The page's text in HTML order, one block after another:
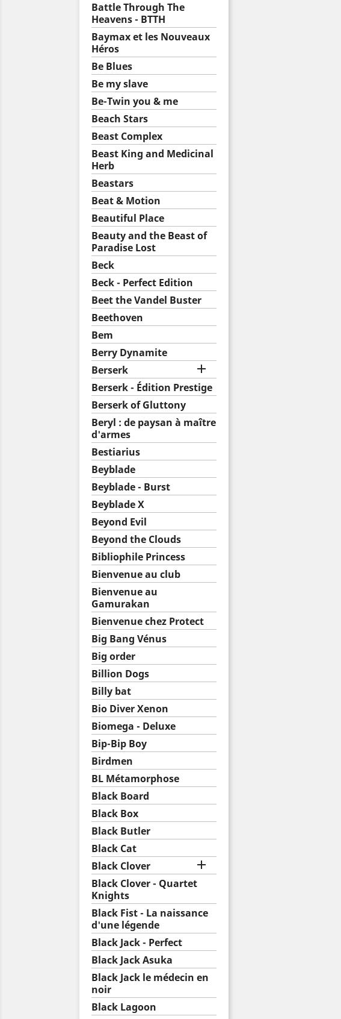
Battle Through The
Heavens - BTTH
Baymax et les Nouveaux
Héros
Be Blues
Be my slave
Be-Twin you & me
Beach Stars
Beast Complex
Beast King and Medicinal
Herb
Beastars
Beat & Motion
Beautiful Place
Beauty and the Beast of
Paradise Lost
Beck
Beck - Perfect Edition
Beet the Vandel Buster
Beethoven
Bem
Berry Dynamite
Berserk

Berserk - Édition Prestige
Berserk of Gluttony
Beryl : de paysan à maître
d'armes
Bestiarius
Beyblade
Beyblade - Burst
Beyblade X
Beyond Evil
Beyond the Clouds
Bibliophile Princess
Bienvenue au club
Bienvenue au
Gamurakan
Bienvenue chez Protect
Big Bang Vénus
Big order
Billion Dogs
Billy bat
Bio Diver Xenon
Biomega - Deluxe
Bip-Bip Boy
Birdmen
BL Métamorphose
Black Board
Black Box
Black Butler
Black Cat
Black Clover

Black Clover - Quartet
Knights
Black Fist - La naissance
d'une légende
Black Jack - Perfect
Black Jack Asuka
Black Jack le médecin en
noir
Black Lagoon